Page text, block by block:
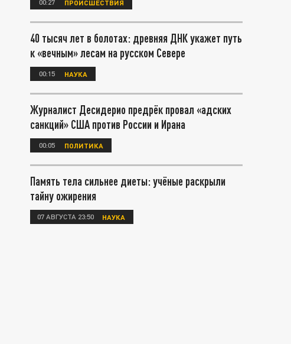
00:27 ПРОИСШЕСТВИЯ
40 тысяч лет в болотах: древняя ДНК укажет путь
к «вечным» лесам на русском Севере
00:15 НАУКА
Журналист Десидерио предрёк провал «адских
санкций» США против России и Ирана
00:05 ПОЛИТИКА
Память тела сильнее диеты: учёные раскрыли
тайну ожирения
07 АВГУСТА 23:50 НАУКА